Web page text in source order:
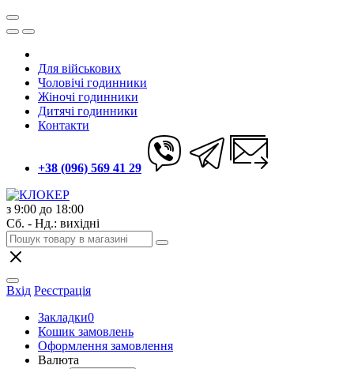
Для військових
Чоловічі годинники
Жіночі годинники
Дитячі годинники
Контакти
+38 (096) 569 41 29
з 9:00 до 18:00
Сб. - Нд.: вихідні
Вхід Реєстрація
Закладки0
Кошик замовлень
Оформлення замовлення
Валюта